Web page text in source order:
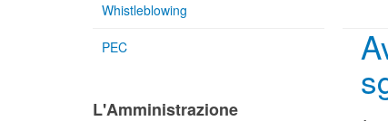
Whistleblowing
PEC
L'Amministrazione